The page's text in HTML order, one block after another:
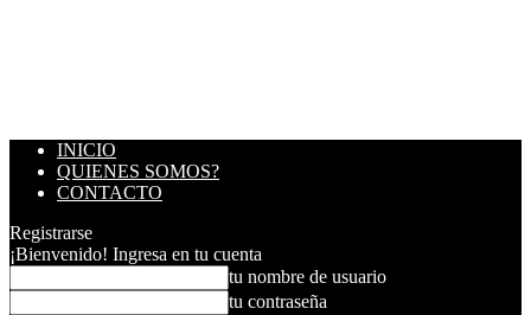
INICIO
QUIENES SOMOS?
CONTACTO
Registrarse
¡Bienvenido! Ingresa en tu cuenta
tu nombre de usuario
tu contraseña